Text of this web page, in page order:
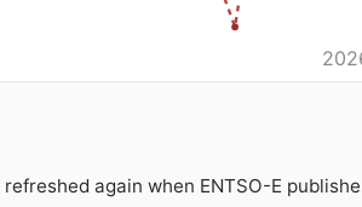
again when ENTSO-E